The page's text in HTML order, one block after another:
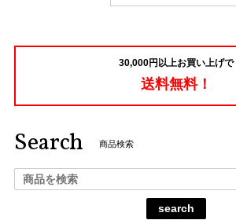
30,000円以上お買い上げで
送料無料！
Search 商品検索
search